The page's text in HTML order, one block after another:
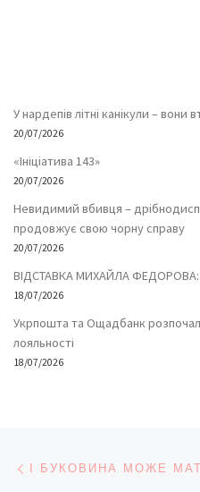
У нардепів літні канікули – вони
20/07/2026
«Ініціатива 143»
20/07/2026
Невидимий вбивця –
продовжує свою чорну справу
20/07/2026
ВІДСТАВКА МИХАЙЛА ФЕДОРОВА:
18/07/2026
Укрпошта та Ощадбанк
лояльності
18/07/2026
Навігація